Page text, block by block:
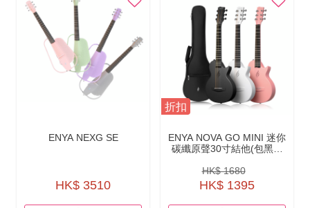
ENYA NEXG SE
HK$ 3510
折扣
ENYA NOVA GO MINI 迷你
碳纖原聲30寸結他(包黑色
HK$ 1680
HK$ 1395